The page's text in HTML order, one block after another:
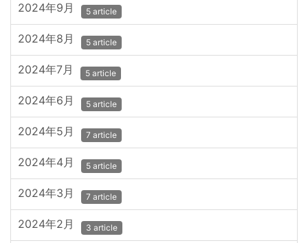
2024年9月 5 article
2024年8月 5 article
2024年7月 5 article
2024年6月 5 article
2024年5月 7 article
2024年4月 5 article
2024年3月 7 article
2024年2月 3 article